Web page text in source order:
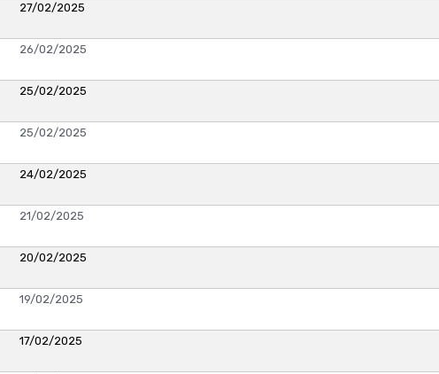
27/02/2025
26/02/2025
25/02/2025
25/02/2025
24/02/2025
21/02/2025
20/02/2025
19/02/2025
17/02/2025